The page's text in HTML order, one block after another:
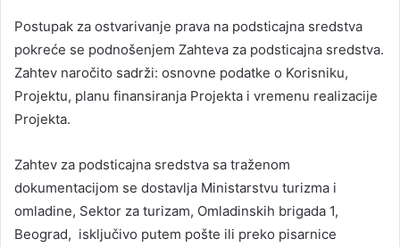
Postupak za ostvarivanje prava na podsticajna sredstva
pokreće se podnošenjem Zahteva za podsticajna sredstva.
Zahtev naročito sadrži: osnovne podatke o Korisniku,
Projektu, planu finansiranja Projekta i vremenu realizacije
Projekta.
Zahtev za podsticajna sredstva sa traženom
dokumentacijom se dostavlja Ministarstvu turizma i
omladine, Sektor za turizam, Omladinskih brigada 1,
Beograd, isključivo putem pošte ili preko pisarnice